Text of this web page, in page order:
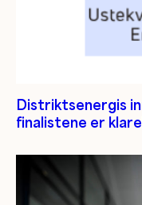
Distriktsenergis
finalistene er